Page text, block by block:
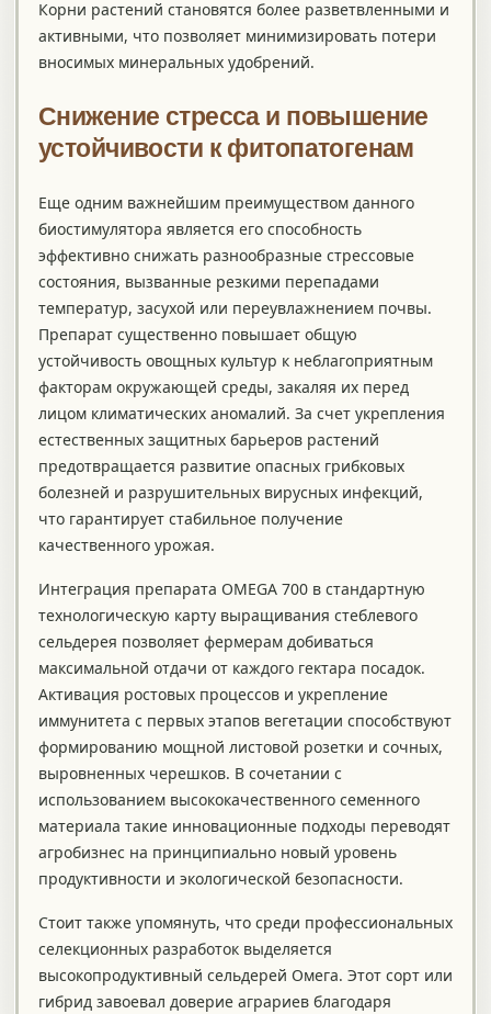
Корни растений становятся более разветвленными и
активными, что позволяет минимизировать потери
вносимых минеральных удобрений.
Снижение стресса и повышение
устойчивости к фитопатогенам
Еще одним важнейшим преимуществом данного
биостимулятора является его способность
эффективно снижать разнообразные стрессовые
состояния, вызванные резкими перепадами
температур, засухой или переувлажнением почвы.
Препарат существенно повышает общую
устойчивость овощных культур к неблагоприятным
факторам окружающей среды, закаляя их перед
лицом климатических аномалий. За счет укрепления
естественных защитных барьеров растений
предотвращается развитие опасных грибковых
болезней и разрушительных вирусных инфекций,
что гарантирует стабильное получение
качественного урожая.
Интеграция препарата OMEGA 700 в стандартную
технологическую карту выращивания стеблевого
сельдерея позволяет фермерам добиваться
максимальной отдачи от каждого гектара посадок.
Активация ростовых процессов и укрепление
иммунитета с первых этапов вегетации способствуют
формированию мощной листовой розетки и сочных,
выровненных черешков. В сочетании с
использованием высококачественного семенного
материала такие инновационные подходы переводят
агробизнес на принципиально новый уровень
продуктивности и экологической безопасности.
Стоит также упомянуть, что среди профессиональных
селекционных разработок выделяется
высокопродуктивный сельдерей Омега. Этот сорт или
гибрид завоевал доверие аграриев благодаря